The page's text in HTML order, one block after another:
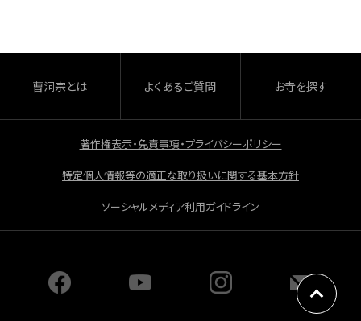
o
o
k
曹洞宗とは よくあるご質問 お寺を探す
著作権表示・免責事項・プライバシーポリシー
特定個人情報等の適正な取り扱いに関する基本方針
ソーシャルメディア利用ガイドライン